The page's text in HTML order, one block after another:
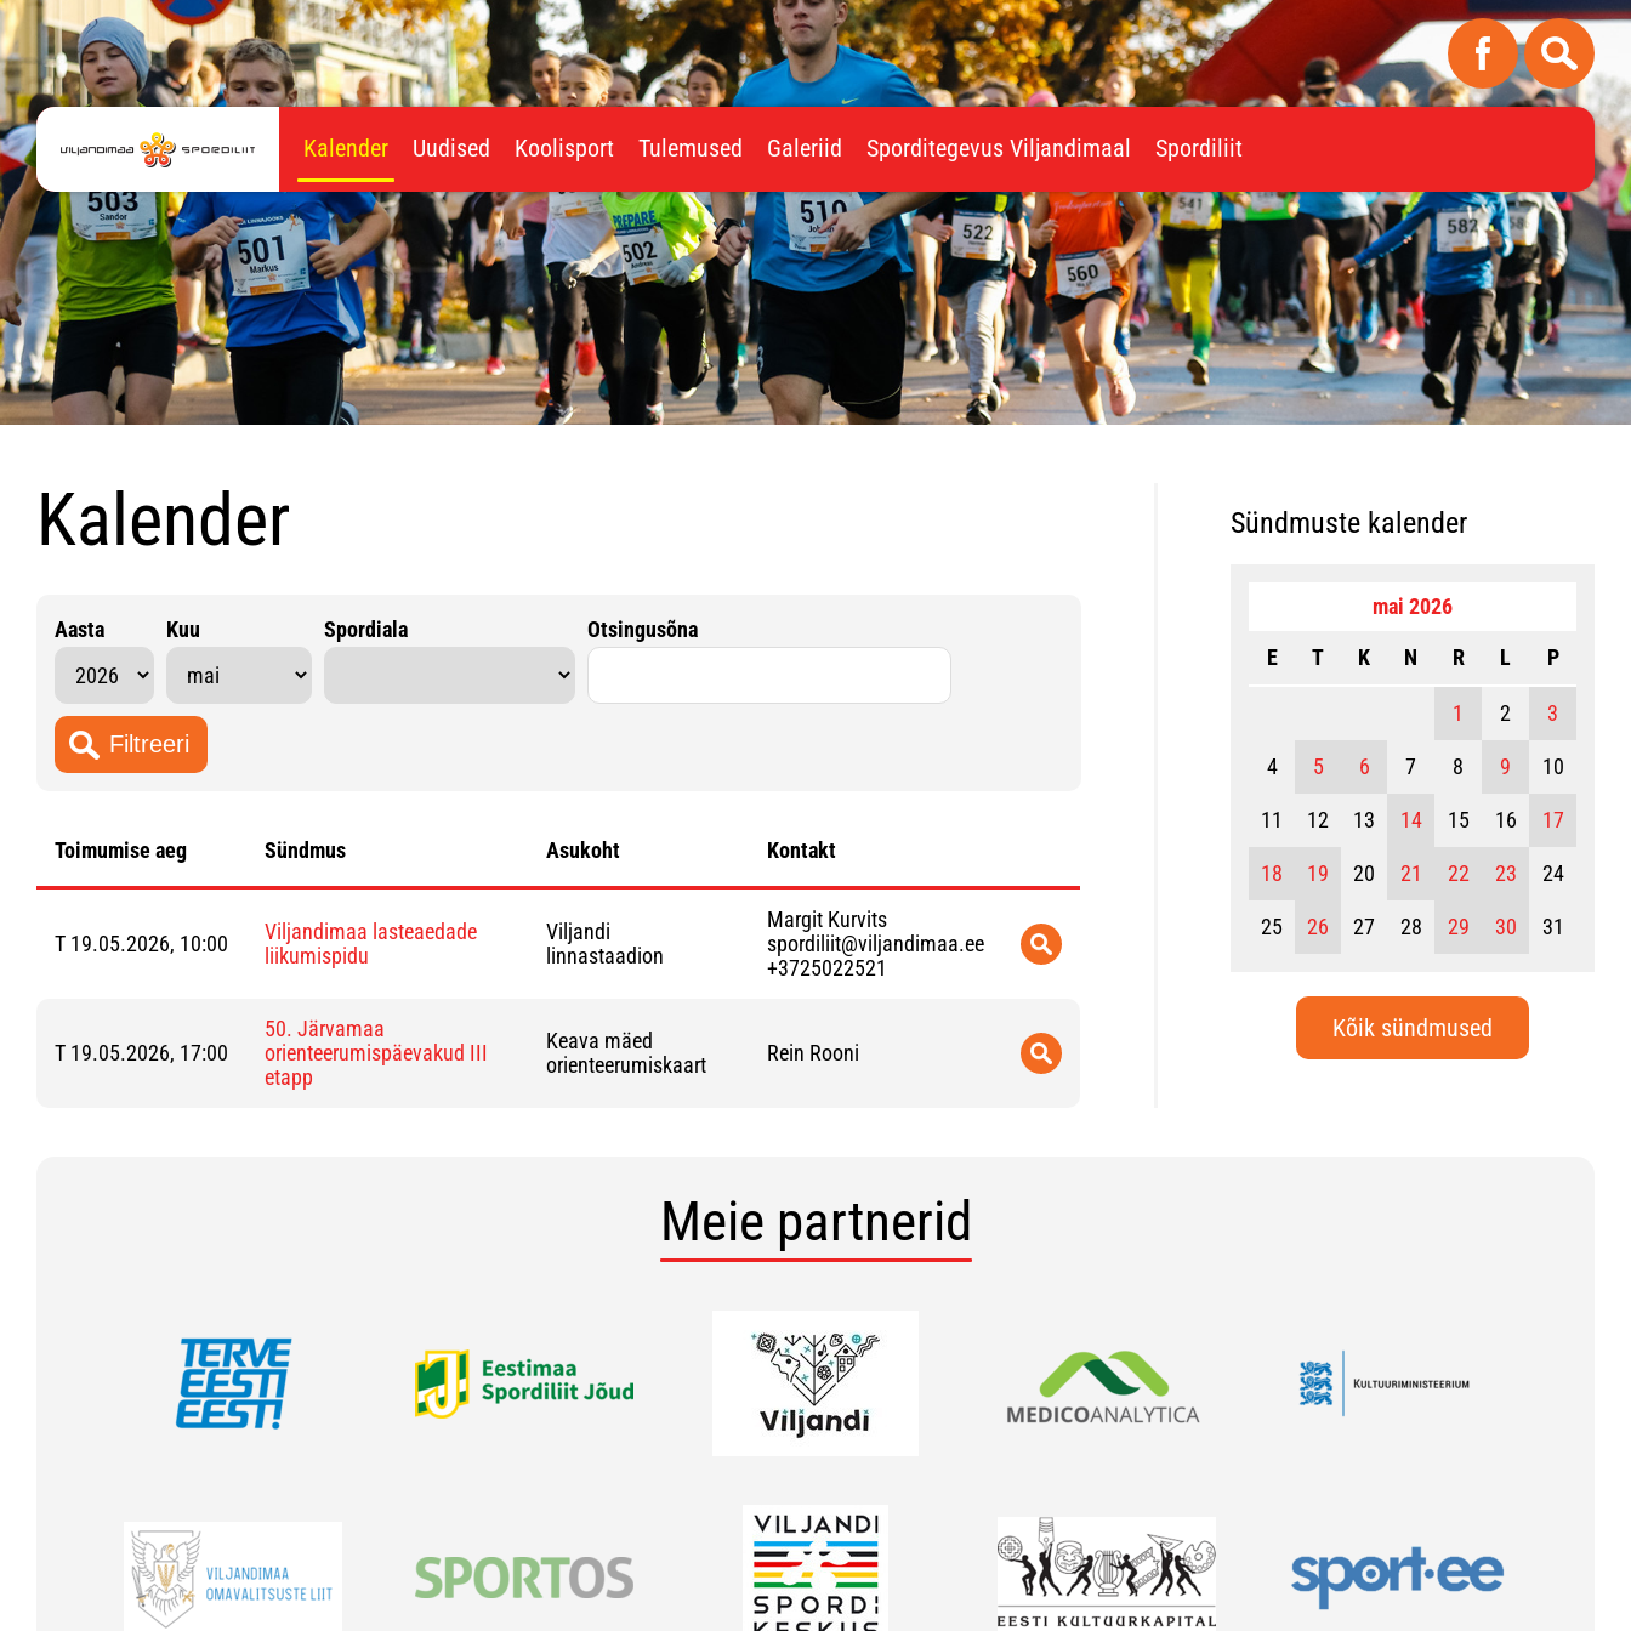
Kalender Uudised Koolisport Tulemused Galeriid Sporditegevus Viljandimaal Spordiliit
Kalender
Aasta Kuu Spordiala Otsingusõna
Toimumise aeg Sündmus Asukoht Kontakt
T 19.05.2026, 10:00
Viljandimaa lasteaedade
liikumispidu
Viljandi
linnastaadion
Margit Kurvits
spordiliit@viljandimaa.ee
+3725022521
T 19.05.2026, 17:00
50. Järvamaa
orienteerumispäevakud III
etapp
Keava mäed
orienteerumiskaart
Rein Rooni
Sündmuste kalender
mai 2026
E
T K N R L P
1 2 3
4 5 6 7 8 9 10
11 12 13 14 15 16 17
18 19 20 21 22 23 24
25 26 27 28 29 30 31
Kõik sündmused
Meie partnerid